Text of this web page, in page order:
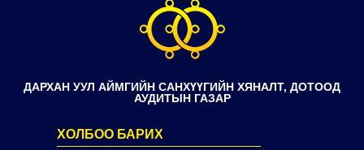
ДАРХАН УУЛ АЙМГИЙН САНХҮҮГИЙН ХЯНАЛТ, ДОТООД
АУДИТЫН ГАЗАР
ХОЛБОО БАРИХ